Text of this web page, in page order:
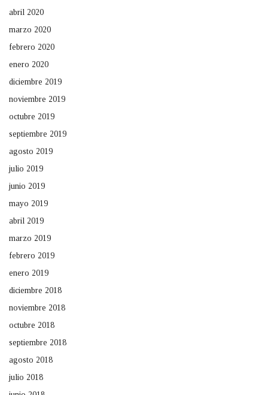
abril 2020
marzo 2020
febrero 2020
enero 2020
diciembre 2019
noviembre 2019
octubre 2019
septiembre 2019
agosto 2019
julio 2019
junio 2019
mayo 2019
abril 2019
marzo 2019
febrero 2019
enero 2019
diciembre 2018
noviembre 2018
octubre 2018
septiembre 2018
agosto 2018
julio 2018